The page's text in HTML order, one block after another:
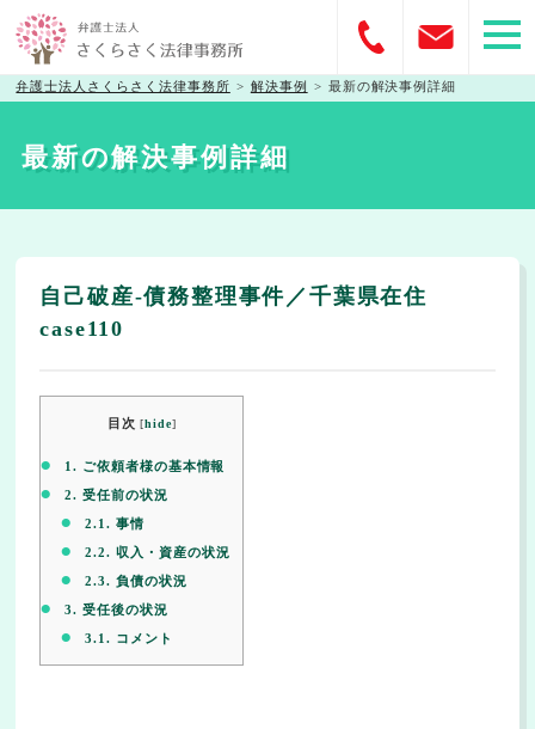
弁護士法人さくらさく法律事務所 > 解決事例 > 最新の解決事例詳細
最新の解決事例詳細
自己破産-債務整理事件／千葉県在住
case110
目次 [hide]
1. ご依頼者様の基本情報
2. 受任前の状況
2.1. 事情
2.2. 収入・資産の状況
2.3. 負債の状況
3. 受任後の状況
3.1. コメント